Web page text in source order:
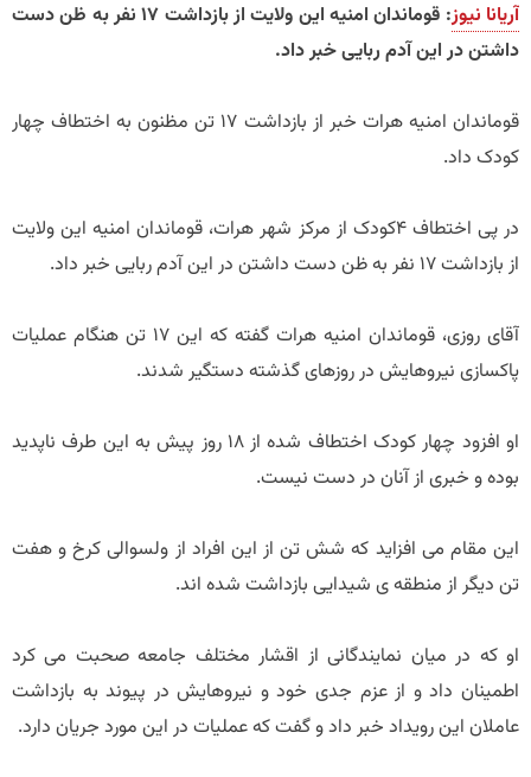
آریانا نیوز
: قوماندان امنیه این ولایت از بازداشت ۱۷ نفر به ظن دست
داشتن در این آدم ربایی خبر داد.
قوماندان امنیه هرات خبر از بازداشت ۱۷ تن مظنون به اختطاف چهار
کودک داد.
در پی اختطاف ۴کودک از مرکز شهر هرات، قوماندان امنیه این ولایت
از بازداشت ۱۷ نفر به ظن دست داشتن در این آدم ربایی خبر داد.
آقای روزی، قوماندان امنیه هرات گفته که این ۱۷ تن هنگام عملیات
پاکسازی نیروهایش در روزهای گذشته دستگیر شدند.
او افزود چهار کودک اختطاف شده از ۱۸ روز پیش به این طرف ناپدید
بوده و خبری از آنان در دست نیست.
این مقام می افزاید که شش تن از این افراد از ولسوالی کرخ و هفت
تن دیگر از منطقه ی شیدایی بازداشت شده اند.
او که در میان نمایندگانی از اقشار مختلف جامعه صحبت می کرد
اطمینان داد و از عزم جدی خود و نیروهایش در پیوند به بازداشت
عاملان این رویداد خبر داد و گفت که عملیات در این مورد جریان دارد.